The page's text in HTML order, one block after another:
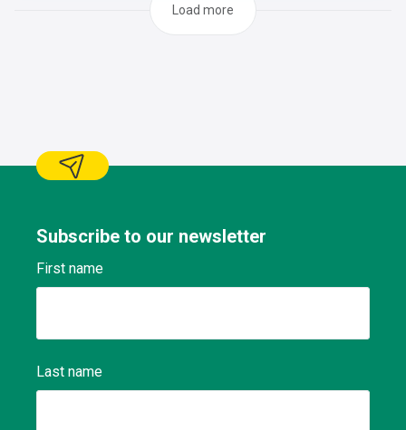
Load more
Subscribe to our newsletter
First name
Last name